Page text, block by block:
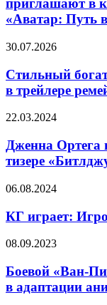
и
Стивен
приглашают
кино
на
премьеру
сиквела
Путь
воды»
(видео)
приглашают в
«Аватар: Путь
Стильный
грабитель
Майкл
Б.
в
ремейка
«Аферы
Крауна»
30.07.2026
Стильный
в трейлере
Дженна
вызывает
Майкла
Китона
тизере
22.03.2024
Дженна
тизере
КГ
Игровой
коллаж
№
06.08.2024
КГ играет:
Боевой
Пис»
—
как
08.09.2023
Боевой «Ван-
в адаптации